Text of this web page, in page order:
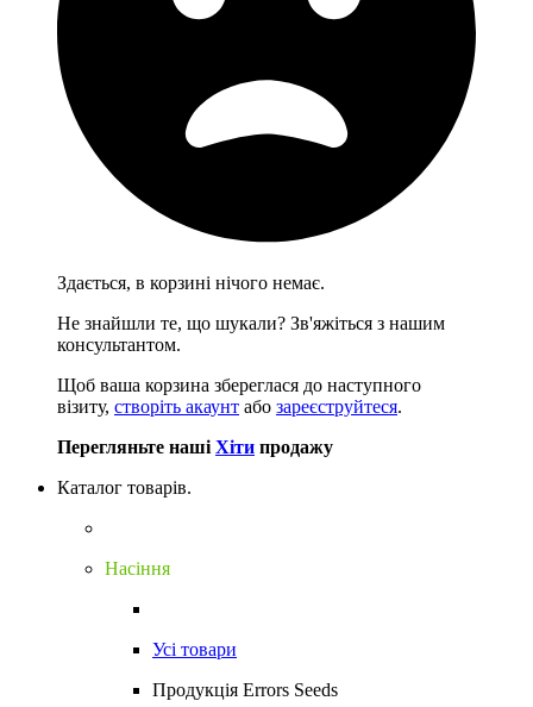
Здається, в корзині нічого немає.
Не знайшли те, що шукали? Зв'яжіться з нашим
консультантом.
Щоб ваша корзина збереглася до наступного
візиту, створіть акаунт або зареєструйтеся.
Перегляньте наші Хіти продажу
Каталог товарів.
Насіння
Усі товари
Продукція Errors Seeds